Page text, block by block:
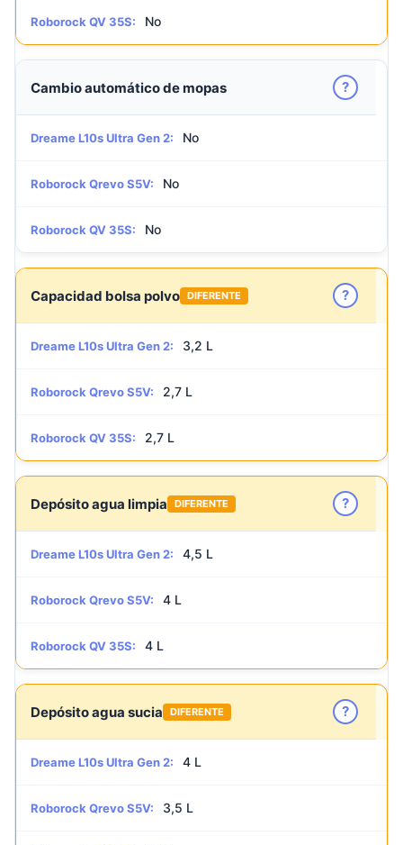
Roborock QV 35S: No
Cambio automático de mopas ?
Dreame L10s Ultra Gen 2: No
Roborock Qrevo S5V: No
Roborock QV 35S: No
Capacidad bolsa polvo DIFERENTE ?
Dreame L10s Ultra Gen 2: 3,2 L
Roborock Qrevo S5V: 2,7 L
Roborock QV 35S: 2,7 L
Depósito agua limpia DIFERENTE ?
Dreame L10s Ultra Gen 2: 4,5 L
Roborock Qrevo S5V: 4 L
Roborock QV 35S: 4 L
Depósito agua sucia DIFERENTE ?
Dreame L10s Ultra Gen 2: 4 L
Roborock Qrevo S5V: 3,5 L